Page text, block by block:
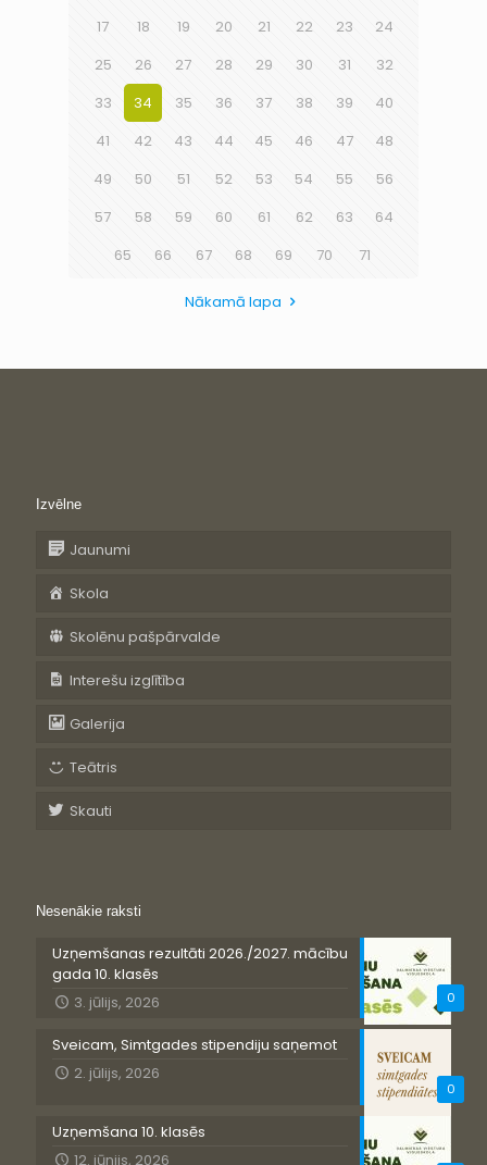
17
18 19 20 21 22 23
24
25
26 27 28 29 30 31
32
33
34 35 36 37 38 39
40
41
42 43 44 45 46 47
48
49
50 51 52 53 54 55
56
57
58 59 60 61 62 63
64
65
66 67 68 69 70 71
Nākamā lapa
Izvēlne
Jaunumi
Skola
Skolēnu pašpārvalde
Interešu izglītība
Galerija
Teātris
Skauti
Nesenākie raksti
0
Uzņemšanas rezultāti 2026./2027. mācību
gada 10. klasēs
3. jūlijs, 2026
0
Sveicam, Simtgades stipendiju saņemot
2. jūlijs, 2026
Uzņemšana 10. klasēs
12. jūnijs, 2026